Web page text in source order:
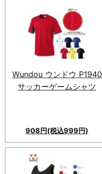
Wundou ウンドウ P1940
サッカーゲームシャツ
908円(税込999円)